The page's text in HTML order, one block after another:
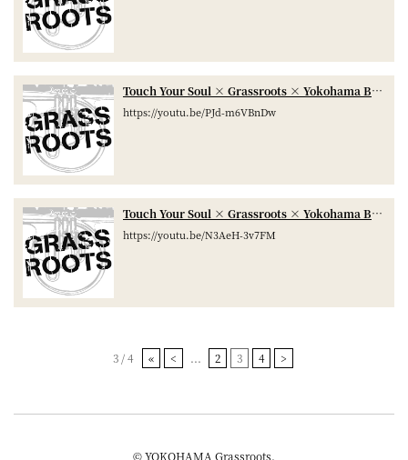
Touch Your Soul × Grassroots × Yokohama Brewery LivePaint 2014/4/30
https://youtu.be/PJd-m6VBnDw
Touch Your Soul × Grassroots × Yokohama Brewery LivePaint
https://youtu.be/N3AeH-3v7FM
3 / 4 « < ... 2 3 4 >
© YOKOHAMA Grassroots.